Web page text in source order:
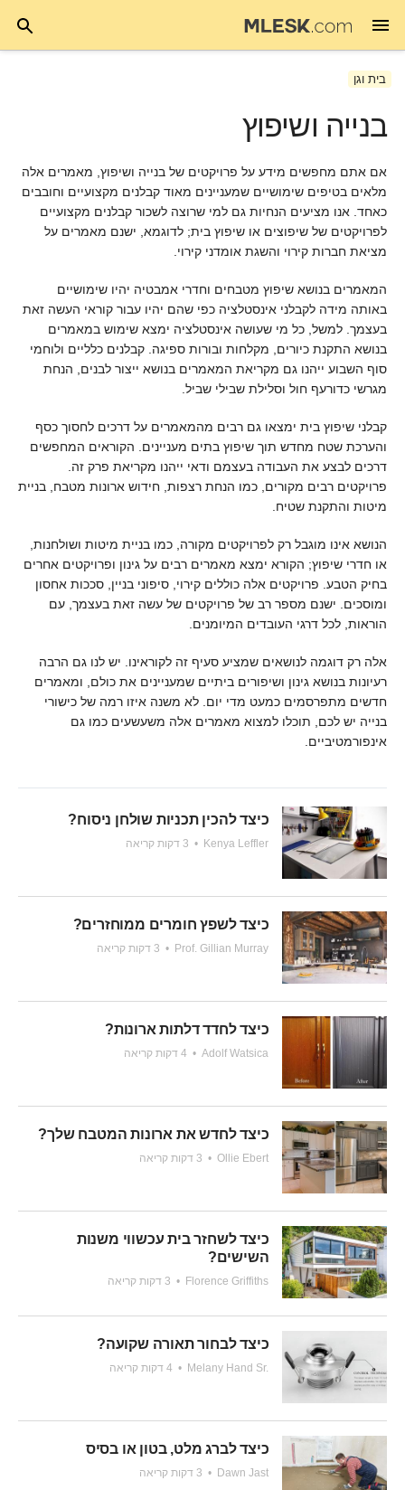
בית וגן
בנייה ושיפוץ
אם אתם מחפשים מידע על פרויקטים של בנייה ושיפוץ, מאמרים אלה
מלאים בטיפים שימושיים שמעניינים מאוד קבלנים מקצועיים וחובבים
כאחד. אנו מציעים הנחיות גם למי שרוצה לשכור קבלנים מקצועיים
לפרויקטים של שיפוצים או שיפוץ בית; לדוגמא, ישנם מאמרים על
מציאת חברות קירוי והשגת אומדני קירוי.
המאמרים בנושא שיפוץ מטבחים וחדרי אמבטיה יהיו שימושיים
באותה מידה לקבלני אינסטלציה כפי שהם יהיו עבור קוראי העשה זאת
בעצמך. למשל, כל מי שעושה אינסטלציה ימצא שימוש במאמרים
בנושא התקנת כיורים, מקלחות ובורות ספיגה. קבלנים כלליים ולוחמי
סוף השבוע ייהנו גם מקריאת המאמרים בנושא ייצור לבנים, הנחת
מגרשי כדורעף חול וסלילת שבילי שביל.
קבלני שיפוץ בית ימצאו גם רבים מהמאמרים על דרכים לחסוך כסף
והערכת שטח מחדש תוך שיפוץ בתים מעניינים. הקוראים המחפשים
דרכים לבצע את העבודה בעצמם ודאי ייהנו מקריאת פרק זה.
פרויקטים רבים מקורים, כמו הנחת רצפות, חידוש ארונות מטבח, בניית
מיטות והתקנת שטיח.
הנושא אינו מוגבל רק לפרויקטים מקורה, כמו בניית מיטות ושולחנות,
או חדרי שיפוץ; הקורא ימצא מאמרים רבים על גינון ופרויקטים אחרים
בחיק הטבע. פרויקטים אלה כוללים קירוי, סיפוני בניין, סככות אחסון
ומוסכים. ישנם מספר רב של פרויקטים של עשה זאת בעצמך, עם
הוראות, לכל דרגי העובדים המיומנים.
אלה רק דוגמה לנושאים שמציע סעיף זה לקוראינו. יש לנו גם הרבה
רעיונות בנושא גינון ושיפורים ביתיים שמעניינים את כולם, ומאמרים
חדשים מתפרסמים כמעט מדי יום. לא משנה איזו רמה של כישורי
בנייה יש לכם, תוכלו למצוא מאמרים אלה משעשעים כמו גם
אינפורמטיביים.
כיצד להכין תכניות שולחן ניסוח?
Kenya Leffler
•
כיצד לשפץ חומרים ממוחזרים?
Prof. Gillian Murray
•
כיצד לחדד דלתות ארונות?
Adolf Watsica
•
כיצד לחדש את ארונות המטבח שלך?
Ollie Ebert
•
כיצד לשחזר בית עכשווי משנות
השישים?
Florence Griffiths
•
כיצד לבחור תאורה שקועה?
Melany Hand Sr.
•
כיצד לברג מלט, בטון או בסיס
Dawn Jast
•